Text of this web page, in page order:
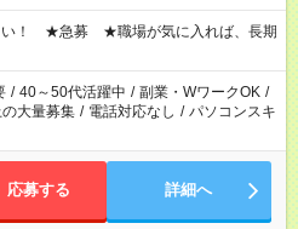
、他のお仕事と
はご案内できません ※法令に基づき、
保険への加入対象となります ※労働者
則禁止）により、短時間・短期間の就
があります
い！ ★急募 ★職場が気に入れば、長期
/ 40～50代活躍中 / 副業・WワークOK /
大量募集 / 電話対応なし / パソコンスキ
応募する 詳細へ